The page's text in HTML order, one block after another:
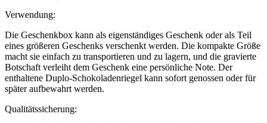
Verwendung:
Die Geschenkbox kann als eigenständiges Geschenk oder als Teil
eines größeren Geschenks verschenkt werden. Die kompakte Größe
macht sie einfach zu transportieren und zu lagern, und die gravierte
Botschaft verleiht dem Geschenk eine persönliche Note. Der
enthaltene Duplo-Schokoladenriegel kann sofort genossen oder für
später aufbewahrt werden.
Qualitätssicherung: